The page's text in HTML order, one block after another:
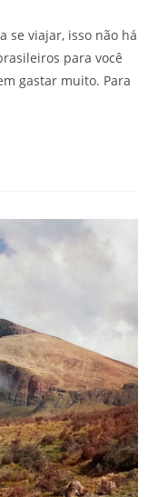
se viajar, isso não há
para você
gastar muito. Para